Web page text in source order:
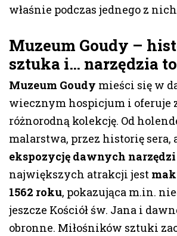
właśnie podczas jednego z
Muzeum Goudy –
sztuka i… narzędzia
Muzeum Goudy mieści się w
wiecznym hospicjum i oferuje
różnorodną kolekcję. Od
malarstwa, przez historię sera,
ekspozycję dawnych
największych atrakcji jest
1562 roku, pokazująca m.in.
jeszcze Kościół św. Jana i
obronne. Miłośników sztuki